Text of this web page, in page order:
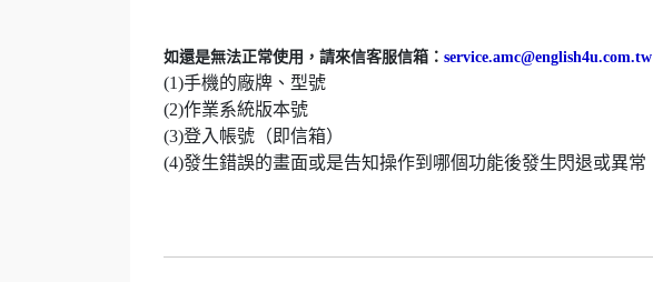
如還是無法正常使用，請來信客服信箱： service.amc@english4u.com.tw
(1)手機的廠牌、型號
(2)作業系統版本號
(3)登入帳號（即信箱）
(4)發生錯誤的畫面或是告知操作到哪個功能後發生閃退或異常